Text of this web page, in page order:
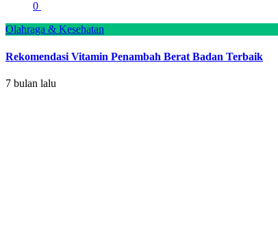
0
Olahraga & Kesehatan
Rekomendasi Vitamin Penambah Berat Badan Terbaik
7 bulan lalu